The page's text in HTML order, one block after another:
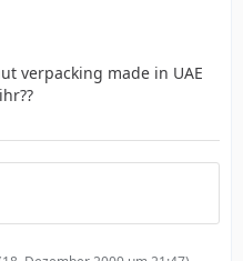
verpacking made in UAE